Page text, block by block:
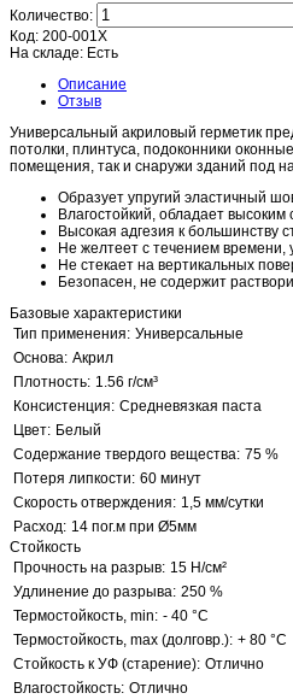
Количество:
Код: 200-001X
На складе: Есть
Описание
Отзыв
Универсальный акриловый герметик
потолки, плинтуса, подоконники
помещения, так и снаружи зданий под
Образует упругий эластичный
Влагостойкий, обладает высоким
Высокая адгезия к большинству
Не желтеет с течением времени,
Не стекает на вертикальных
Безопасен, не содержит
Базовые характеристики
Тип применения: Универсальные
Основа: Акрил
Плотность: 1.56 г/см³
Консистенция: Средневязкая паста
Цвет: Белый
Содержание твердого вещества: 75 %
Потеря липкости: 60 минут
Скорость отверждения: 1,5 мм/сутки
Расход: 14 пог.м при Ø5мм
Стойкость
Прочность на разрыв: 15 Н/см²
Удлинение до разрыва: 250 %
Термостойкость, min: - 40 °C
Термостойкость, max (долговр.): + 80 °C
Стойкость к УФ (старение): Отлично
Влагостойкость: Отлично